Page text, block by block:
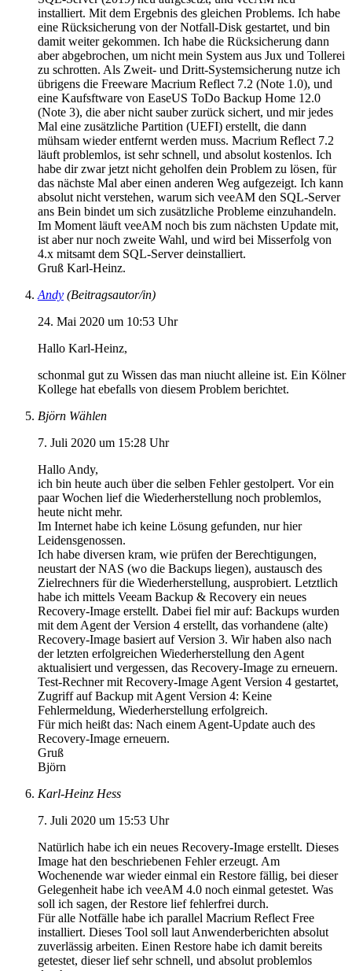
installiert. Mit dem Ergebnis des gleichen Problems. Ich habe
eine Rücksicherung von der Notfall-Disk gestartet, und bin
damit weiter gekommen. Ich habe die Rücksicherung dann
aber abgebrochen, um nicht mein System aus Jux und Tollerei
zu schrotten. Als Zweit- und Dritt-Systemsicherung nutze ich
übrigens die Freeware Macrium Reflect 7.2 (Note 1.0), und
eine Kaufsftware von EaseUS ToDo Backup Home 12.0
(Note 3), die aber nicht sauber zurück sichert, und mir jedes
Mal eine zusätzliche Partition (UEFI) erstellt, die dann
mühsam wieder entfernt werden muss. Macrium Reflect 7.2
läuft problemlos, ist sehr schnell, und absolut kostenlos. Ich
habe dir zwar jetzt nicht geholfen dein Problem zu lösen, für
das nächste Mal aber einen anderen Weg aufgezeigt. Ich kann
absolut nicht verstehen, warum sich veeAM den SQL-Server
ans Bein bindet um sich zusätzliche Probleme einzuhandeln.
Im Moment läuft veeAM noch bis zum nächsten Update mit,
ist aber nur noch zweite Wahl, und wird bei Misserfolg von
4.x mitsamt dem SQL-Server deinstalliert.
Gruß Karl-Heinz.
Andy (Beitragsautor/in)
24. Mai 2020 um 10:53 Uhr
Hallo Karl-Heinz,
schonmal gut zu Wissen das man niucht alleine ist. Ein Kölner
Kollege hat ebefalls von diesem Problem berichtet.
Björn Wählen
7. Juli 2020 um 15:28 Uhr
Hallo Andy,
ich bin heute auch über die selben Fehler gestolpert. Vor ein
paar Wochen lief die Wiederherstellung noch problemlos,
heute nicht mehr.
Im Internet habe ich keine Lösung gefunden, nur hier
Leidensgenossen.
Ich habe diversen kram, wie prüfen der Berechtigungen,
neustart der NAS (wo die Backups liegen), austausch des
Zielrechners für die Wiederherstellung, ausprobiert. Letztlich
habe ich mittels Veeam Backup & Recovery ein neues
Recovery-Image erstellt. Dabei fiel mir auf: Backups wurden
mit dem Agent der Version 4 erstellt, das vorhandene (alte)
Recovery-Image basiert auf Version 3. Wir haben also nach
der letzten erfolgreichen Wiederherstellung den Agent
aktualisiert und vergessen, das Recovery-Image zu erneuern.
Test-Rechner mit Recovery-Image Agent Version 4 gestartet,
Zugriff auf Backup mit Agent Version 4: Keine
Fehlermeldung, Wiederherstellung erfolgreich.
Für mich heißt das: Nach einem Agent-Update auch des
Recovery-Image erneuern.
Gruß
Björn
Karl-Heinz Hess
7. Juli 2020 um 15:53 Uhr
Natürlich habe ich ein neues Recovery-Image erstellt. Dieses
Image hat den beschriebenen Fehler erzeugt. Am
Wochenende war wieder einmal ein Restore fällig, bei dieser
Gelegenheit habe ich veeAM 4.0 noch einmal getestet. Was
soll ich sagen, der Restore lief fehlerfrei durch.
Für alle Notfälle habe ich parallel Macrium Reflect Free
installiert. Dieses Tool soll laut Anwenderberichten absolut
zuverlässig arbeiten. Einen Restore habe ich damit bereits
getestet, dieser lief sehr schnell, und absolut problemlos